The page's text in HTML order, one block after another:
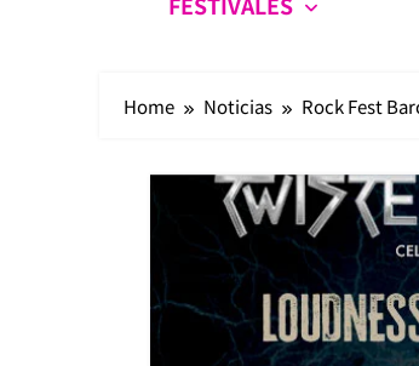
Home Noticias Rock Fest